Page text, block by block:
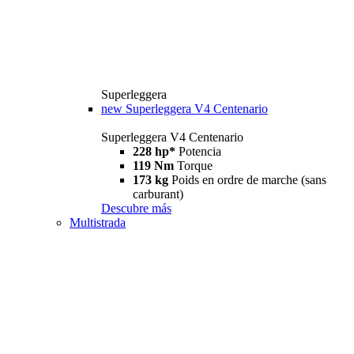
Superleggera
new Superleggera V4 Centenario
Superleggera V4 Centenario
228 hp* Potencia
119 Nm Torque
173 kg Poids en ordre de marche (sans
carburant)
Descubre más
Multistrada